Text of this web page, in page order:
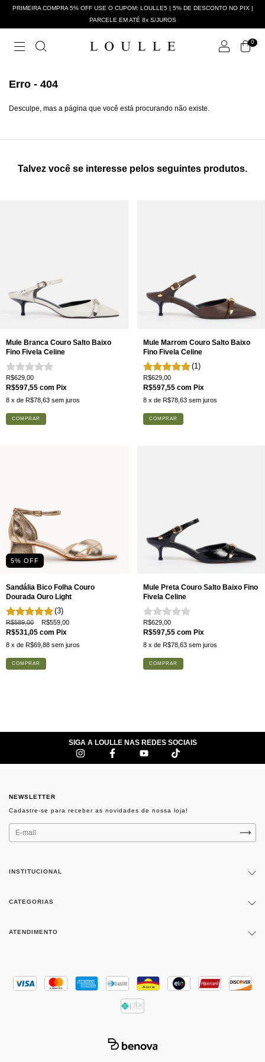
PRIMEIRA COMPRA 5% OFF USE O CUPOM: LOULLE5 | 5% DE DESCONTO NO PIX |
PARCELE EM ATÉ 8x S/JUROS
0
Erro - 404
Desculpe, mas a página que você está procurando não existe.
Talvez você se interesse pelos seguintes produtos.
Mule Branca Couro Salto Baixo
Fino Fivela Celine
R$629,00
R$597,55 com Pix
8 x de R$78,63 sem juros
COMPRAR
Mule Marrom Couro Salto Baixo
Fino Fivela Celine
(1)
R$629,00
R$597,55 com Pix
8 x de R$78,63 sem juros
COMPRAR
5% OFF
Sandália Bico Folha Couro
Dourada Ouro Light
(3)
R$589,00 R$559,00
R$531,05 com Pix
8 x de R$69,88 sem juros
COMPRAR
Mule Preta Couro Salto Baixo Fino
Fivela Celine
R$629,00
R$597,55 com Pix
8 x de R$78,63 sem juros
COMPRAR
SIGA A LOULLE NAS REDES SOCIAIS
NEWSLETTER
INSTITUCIONAL
CATEGORIAS
ATENDIMENTO